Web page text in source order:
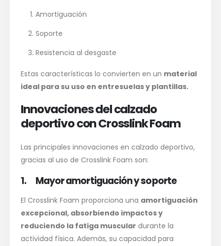
Amortiguación
Soporte
Resistencia al desgaste
Estas características lo convierten en un material
ideal para su uso en entresuelas y plantillas.
Innovaciones del calzado
deportivo con Crosslink Foam
Las principales innovaciones en calzado deportivo,
gracias al uso de Crosslink Foam son:
1. Mayor amortiguación y soporte
El Crosslink Foam proporciona una amortiguación
excepcional, absorbiendo impactos y
reduciendo la fatiga muscular durante la
actividad física. Además, su capacidad para